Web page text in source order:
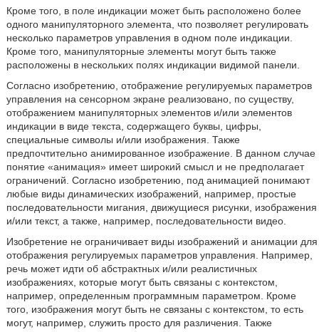
Кроме того, в поле индикации может быть расположено более
одного манипуляторного элемента, что позволяет регулировать
несколько параметров управления в одном поле индикации.
Кроме того, манипуляторные элементы могут быть также
расположены в нескольких полях индикации видимой панели.
Согласно изобретению, отображение регулируемых параметров
управления на сенсорном экране реализовано, по существу,
отображением манипуляторных элементов и/или элементов
индикации в виде текста, содержащего буквы, цифры,
специальные символы и/или изображения. Также
предпочтительно анимированное изображение. В данном случае
понятие «анимация» имеет широкий смысл и не предполагает
ограничений. Согласно изобретению, под анимацией понимают
любые виды динамических изображений, например, простые
последовательности мигания, движущиеся рисунки, изображения
и/или текст, а также, например, последовательности видео.
Изобретение не ограничивает виды изображений и анимации для
отображения регулируемых параметров управления. Например,
речь может идти об абстрактных и/или реалистичных
изображениях, которые могут быть связаны с контекстом,
например, определенным программным параметром. Кроме
того, изображения могут быть не связаны с контекстом, то есть
могут, например, служить просто для различения. Также